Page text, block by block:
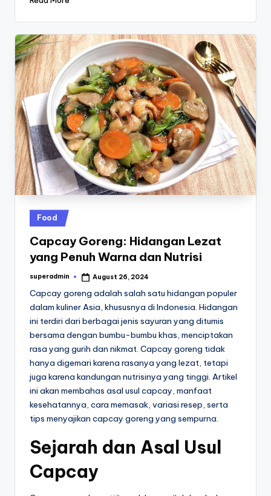
Posted
in
Food
Capcay Goreng: Hidangan Lezat
yang Penuh Warna dan Nutrisi
Posted
superadmin August 26, 2024
Capcay goreng adalah salah satu hidangan populer
dalam kuliner Asia, khususnya di Indonesia. Hidangan
ini terdiri dari berbagai jenis sayuran yang ditumis
bersama dengan bumbu-bumbu khas, menciptakan
rasa yang gurih dan nikmat. Capcay goreng tidak
hanya digemari karena rasanya yang lezat, tetapi
juga karena kandungan nutrisinya yang tinggi. Artikel
ini akan membahas asal usul capcay, manfaat
kesehatannya, cara memasak, variasi resep, serta
tips menyajikan capcay goreng yang sempurna.
Sejarah dan Asal Usul
Capcay